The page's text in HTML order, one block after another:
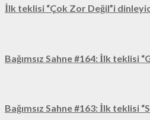
İlk teklisi “Çok Zor Değil”i
Bağımsız Sahne #164: İlk
Bağımsız Sahne #163: İlk teklisi